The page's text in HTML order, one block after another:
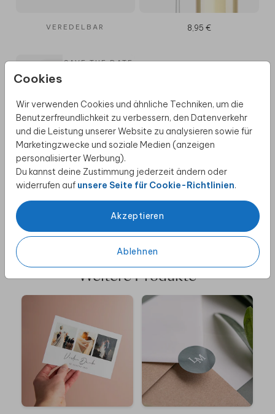
Cookies
Wir verwenden Cookies und ähnliche Techniken, um die
Benutzerfreundlichkeit zu verbessern, den Datenverkehr
und die Leistung unserer Website zu analysieren sowie für
Marketingzwecke und soziale Medien (anzeigen
personalisierter Werbung).
Du kannst deine Zustimmung jederzeit ändern oder
widerrufen auf unsere Seite für Cookie-Richtlinien.
Akzeptieren
Ablehnen
VEREDELBAR 8,95 €
SAVE THE DATE
VEREDELBAR
Weitere Produkte